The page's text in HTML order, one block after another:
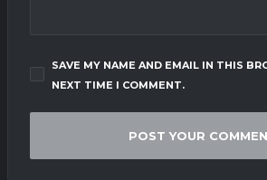
SAVE MY NAME AND EMAIL IN THIS
NEXT TIME I COMMENT.